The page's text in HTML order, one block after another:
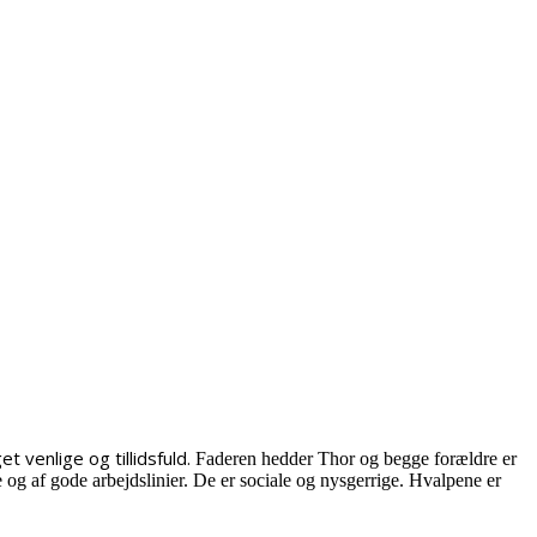
venlige og tillidsfuld. Faderen hedder Thor og begge forældre er
af gode arbejdslinier. De er sociale og nysgerrige. Hvalpene er